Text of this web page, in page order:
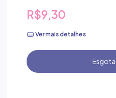
R$9,30
Ver mais detalhes